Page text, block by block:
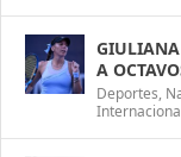
A
Deportes,